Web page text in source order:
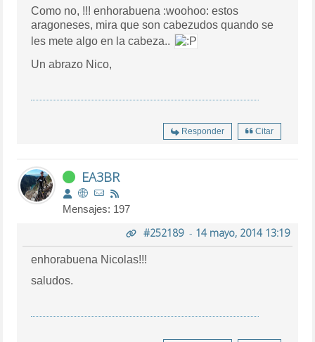
Como no, !!! enhorabuena :woohoo: estos
aragoneses, mira que son cabezudos quando se
les mete algo en la cabeza..
Un abrazo Nico,
Responder Citar
EA3BR
Mensajes: 197
#252189- 14 mayo, 2014 13:19
enhorabuena Nicolas!!!
saludos.